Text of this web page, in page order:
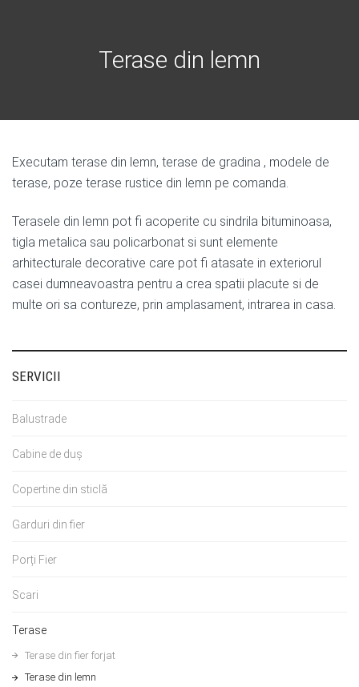
Terase din lemn
Executam terase din lemn, terase de gradina , modele de
terase, poze terase rustice din lemn pe comanda.
Terasele din lemn pot fi acoperite cu sindrila bituminoasa,
tigla metalica sau policarbonat si sunt elemente
arhitecturale decorative care pot fi atasate in exteriorul
casei dumneavoastra pentru a crea spatii placute si de
multe ori sa contureze, prin amplasament, intrarea in casa.
SERVICII
Balustrade
Cabine de duș
Copertine din sticlă
Garduri din fier
Porți Fier
Scari
Terase
Terase din fier forjat
Terase din lemn